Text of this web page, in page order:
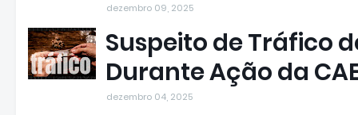
dezembro 09, 2025
Suspeito de Tráfico
Durante Ação da
dezembro 04, 2025